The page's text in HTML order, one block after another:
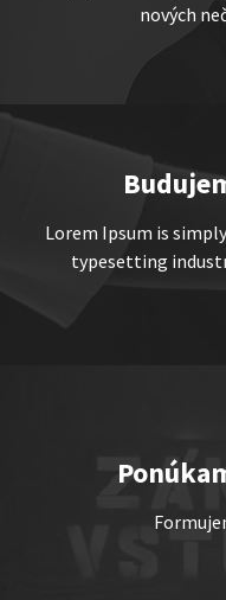
„Triple
nových
Lorem Ipsum is
typesetting